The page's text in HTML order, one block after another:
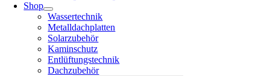
Shop
Wassertechnik
Metalldachplatten
Solarzubehör
Kaminschutz
Entlüftungstechnik
Dachzubehör